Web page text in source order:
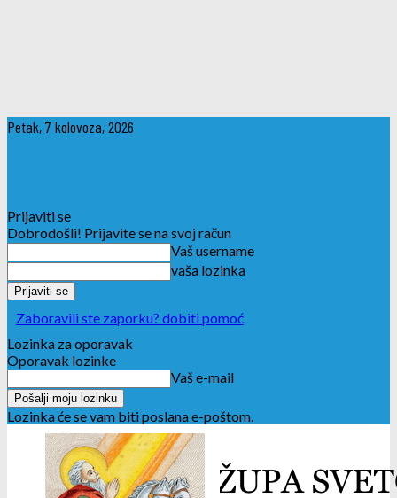
Petak, 7 kolovoza, 2026
Prijaviti se
Dobrodošli! Prijavite se na svoj račun
Vaš username
vaša lozinka
Zaboravili ste zaporku? dobiti pomoć
Lozinka za oporavak
Oporavak lozinke
Vaš e-mail
Lozinka će se vam biti poslana e-poštom.